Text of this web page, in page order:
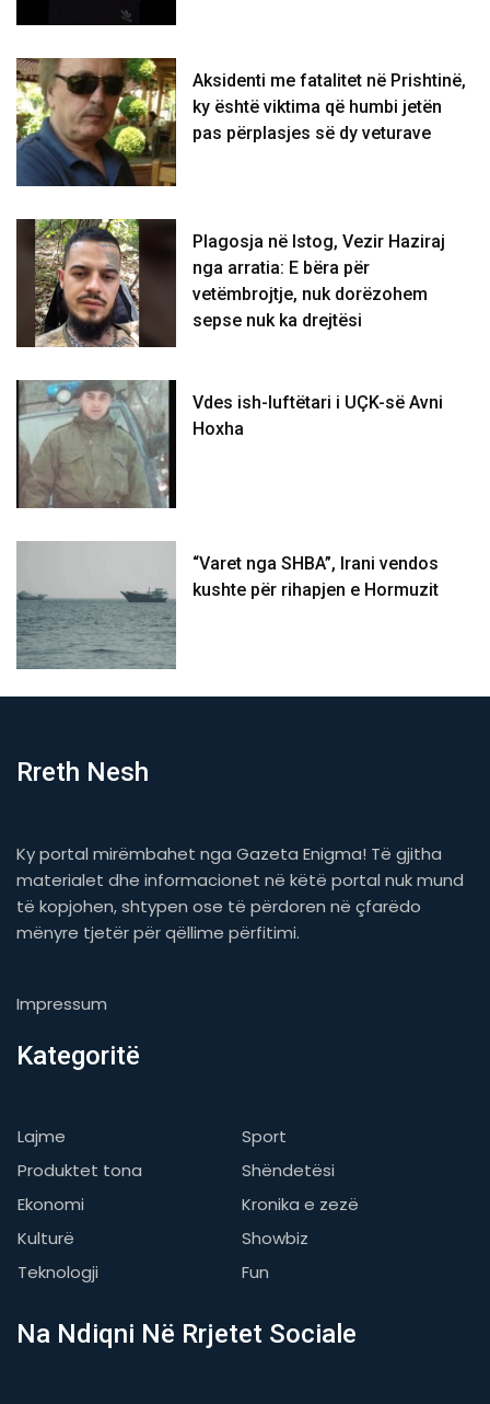
Aksidenti me fatalitet në Prishtinë,
ky është viktima që humbi jetën
pas përplasjes së dy veturave
Plagosja në Istog, Vezir Haziraj
nga arratia: E bëra për
vetëmbrojtje, nuk dorëzohem
sepse nuk ka drejtësi
Vdes ish-luftëtari i UÇK-së Avni
Hoxha
“Varet nga SHBA”, Irani vendos
kushte për rihapjen e Hormuzit
Rreth Nesh
Ky portal mirëmbahet nga Gazeta Enigma! Të gjitha
materialet dhe informacionet në këtë portal nuk mund
të kopjohen, shtypen ose të përdoren në çfarëdo
mënyre tjetër për qëllime përfitimi.
Impressum
Kategoritë
Lajme
Sport
Produktet tona
Shëndetësi
Ekonomi
Kronika e zezë
Kulturë
Showbiz
Teknologji
Fun
Na Ndiqni Në Rrjetet Sociale